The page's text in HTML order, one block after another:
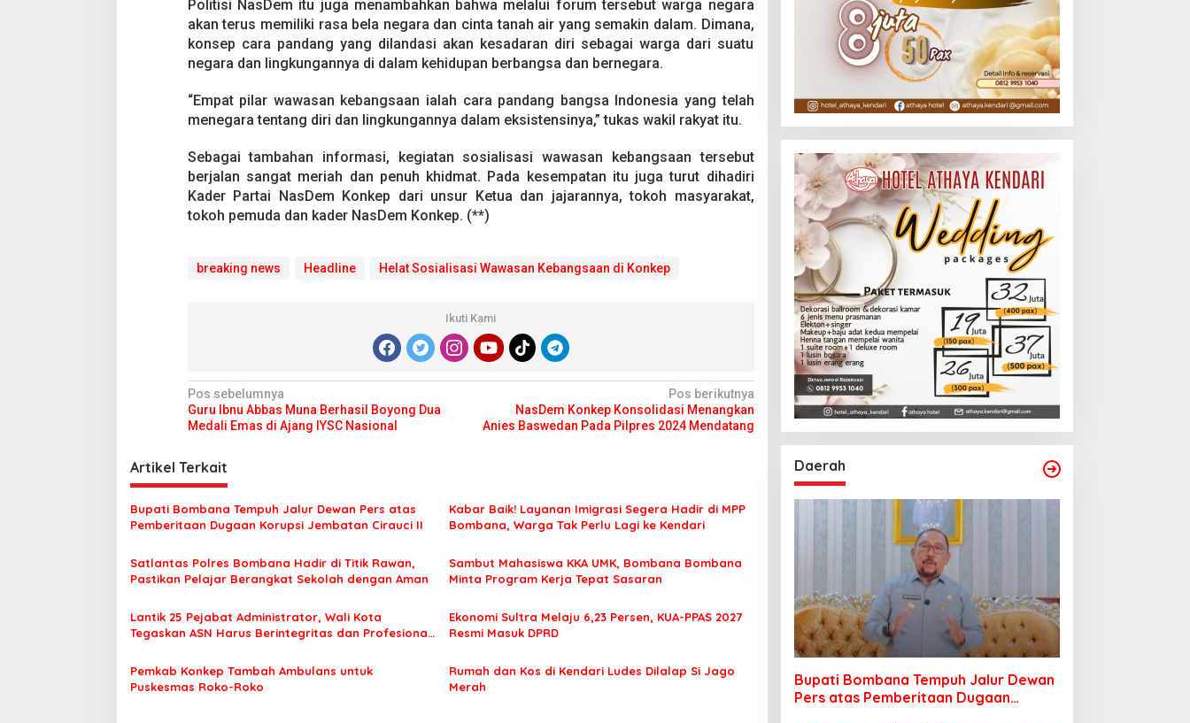
n
a
M
n
a
n
m
k
a
n
C
t
d
a
p
I
d
o
e
s
a
Politisi NasDem itu juga menambahkan bahwa melalui forum tersebut warga negara
akan terus memiliki rasa bela negara dan cinta tanah air yang semakin dalam. Dimana,
konsep cara pandang yang dilandasi akan kesadaran diri sebagai warga dari suatu
negara dan lingkungannya di dalam kehidupan berbangsa dan bernegara.
“Empat pilar wawasan kebangsaan ialah cara pandang bangsa Indonesia yang telah
menegara tentang diri dan lingkungannya dalam eksistensinya,” tukas wakil rakyat itu.
Sebagai tambahan informasi, kegiatan sosialisasi wawasan kebangsaan tersebut
berjalan sangat meriah dan penuh khidmat. Pada kesempatan itu juga turut dihadiri
Kader Partai NasDem Konkep dari unsur Ketua dan jajarannya, tokoh masyarakat,
tokoh pemuda dan kader NasDem Konkep. (**)
breaking news Headline Helat Sosialisasi Wawasan Kebangsaan di Konkep
Ikuti Kami
N
a
i
g
a
i
o
s
Pos sebelumnya
Guru Ibnu Abbas Muna Berhasil Boyong Dua
Medali Emas di Ajang IYSC Nasional
Pos berikutnya
NasDem Konkep Konsolidasi Menangkan
Anies Baswedan Pada Pilpres 2024 Mendatang
Artikel Terkait
Bupati Bombana Tempuh Jalur Dewan Pers atas
Pemberitaan Dugaan Korupsi Jembatan Cirauci II
Kabar Baik! Layanan Imigrasi Segera Hadir di MPP
Bombana, Warga Tak Perlu Lagi ke Kendari
Satlantas Polres Bombana Hadir di Titik Rawan,
Pastikan Pelajar Berangkat Sekolah dengan Aman
Sambut Mahasiswa KKA UMK, Bombana Bombana
Minta Program Kerja Tepat Sasaran
Lantik 25 Pejabat Administrator, Wali Kota
Tegaskan ASN Harus Berintegritas dan Profesional
Ekonomi Sultra Melaju 6,23 Persen, KUA-PPAS 2027
Resmi Masuk DPRD
Pemkab Konkep Tambah Ambulans untuk
Puskesmas Roko-Roko
Rumah dan Kos di Kendari Ludes Dilalap Si Jago
Merah
Daerah
Bupati Bombana Tempuh Jalur Dewan
Pers atas Pemberitaan Dugaan